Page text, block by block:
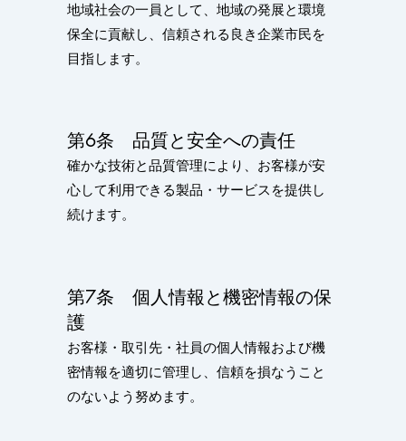
地域社会の一員として、地域の発展と環境
保全に貢献し、信頼される良き企業市民を
目指します。
第6条 品質と安全への責任
確かな技術と品質管理により、お客様が安
心して利用できる製品・サービスを提供し
続けます。
第7条 個人情報と機密情報の保
護
お客様・取引先・社員の個人情報および機
密情報を適切に管理し、信頼を損なうこと
のないよう努めます。